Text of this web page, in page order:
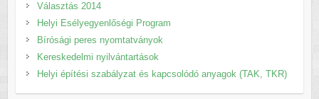
Választás 2014
Helyi Esélyegyenlőségi Program
Bírósági peres nyomtatványok
Kereskedelmi nyilvántartások
Helyi építési szabályzat és kapcsolódó anyagok (TAK, TKR)